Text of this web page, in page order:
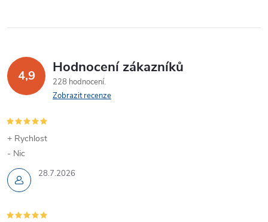
í
p
v
k
y
v
k
v
á
n
4,9 Hodnocení zákazníků
228 hodnocení
Zobrazit recenze
28.7.2026
+ Rychlost
- Nic